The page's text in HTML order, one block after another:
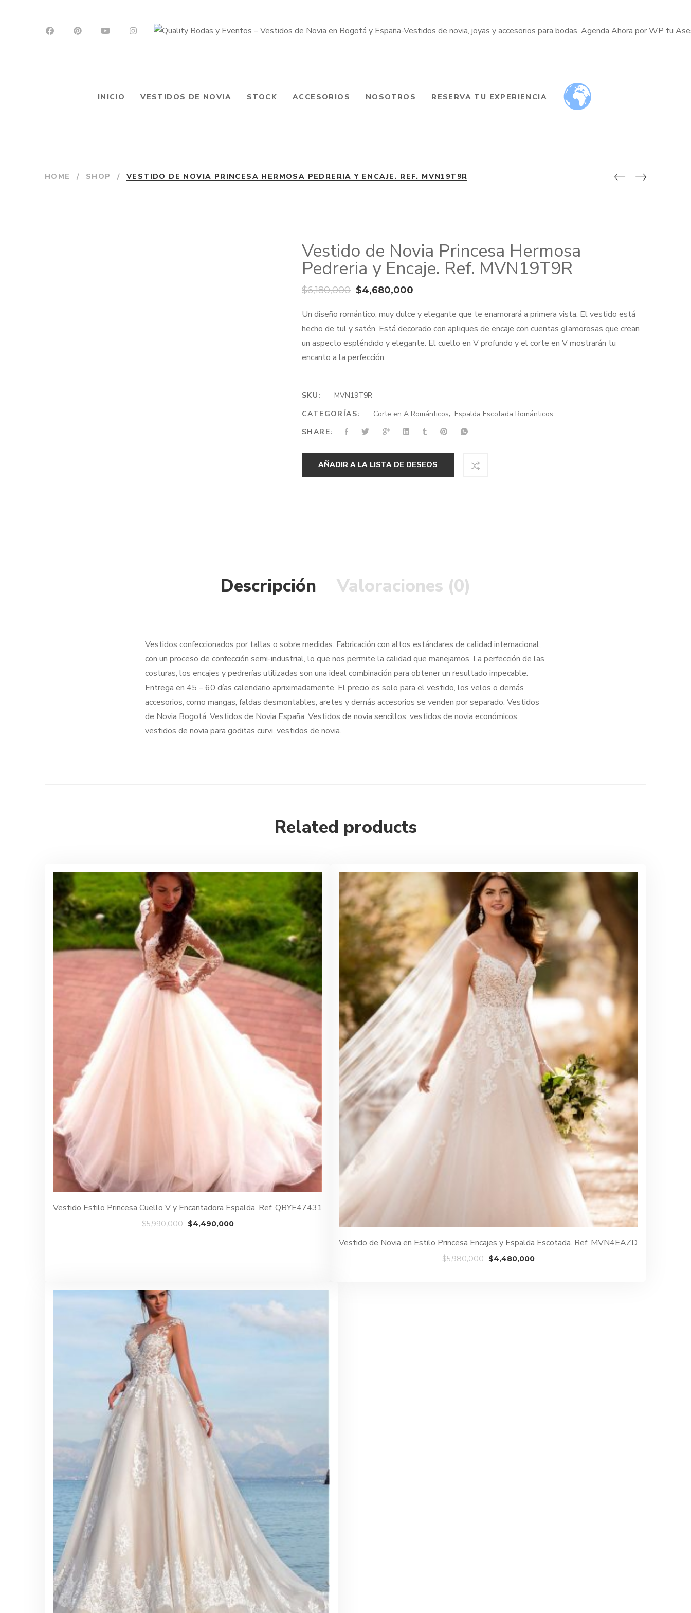
INICIO VESTIDOS DE NOVIA STOCK ACCESORIOS NOSOTROS RESERVA TU EXPERIENCIA
HOME / SHOP / VESTIDO DE NOVIA PRINCESA HERMOSA PEDRERIA Y ENCAJE. REF. MVN19T9R
Vestido de Novia Princesa Hermosa
Pedreria y Encaje. Ref. MVN19T9R
$6,180,000 El
original
era:
$6,180,000.
$4,680,000
actual
es:
Un diseño romántico, muy dulce y elegante que te enamorará a primera vista. El vestido está
hecho de tul y satén. Está decorado con apliques de encaje con cuentas glamorosas que crean
un aspecto espléndido y elegante. El cuello en V profundo y el corte en V mostrarán tu
encanto a la perfección.
SKU:
MVN19T9R
CATEGORÍAS:
Corte en A Románticos, Espalda Escotada Románticos
SHARE:
AÑADIR A LA LISTA DE DESEOS
Descripción Valoraciones (0)
Vestidos confeccionados por tallas o sobre medidas. Fabricación con altos estándares de calidad internacional,
con un proceso de confección semi-industrial, lo que nos permite la calidad que manejamos. La perfección de las
costuras, los encajes y pedrerías utilizadas son una ideal combinación para obtener un resultado impecable.
Entrega en 45 – 60 días calendario apriximadamente. El precio es solo para el vestido, los velos o demás
accesorios, como mangas, faldas desmontables, aretes y demás accesorios se venden por separado. Vestidos
de Novia Bogotá, Vestidos de Novia España, Vestidos de novia sencillos, vestidos de novia económicos,
vestidos de novia para goditas curvi, vestidos de novia.
Related products
Vestido Estilo Princesa Cuello V y Encantadora Espalda. Ref. QBYE47431
$5,990,000 El
$4,490,000El
Vestido de Novia en Estilo Princesa Encajes y Espalda Escotada. Ref. MVN4EAZD
$5,980,000 El
$4,480,000El